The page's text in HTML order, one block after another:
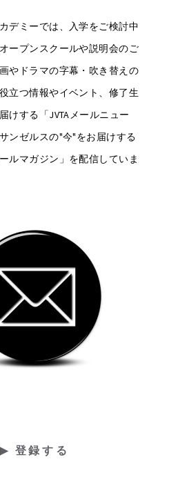
デミーでは、入学をご検討中
ープンスクールや説明会のご
やドラマの字幕・吹き替えの
立つ情報やイベント、修了生
けする「JVTAメールニュー
ンゼルスの"今"をお届けする
ルマガジン」を配信していま